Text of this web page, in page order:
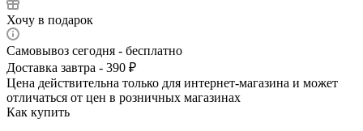
Хочу в подарок
Самовывоз сегодня - бесплатно
Доставка завтра - 390 ₽
Цена действительна только для интернет-магазина и может
отличаться от цен в розничных магазинах
Как купить